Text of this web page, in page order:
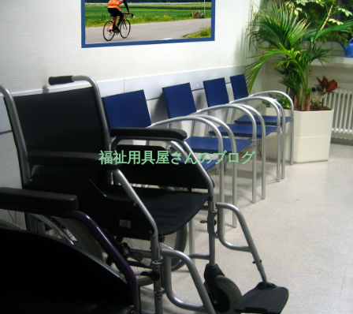
福祉用具屋さんのブログ